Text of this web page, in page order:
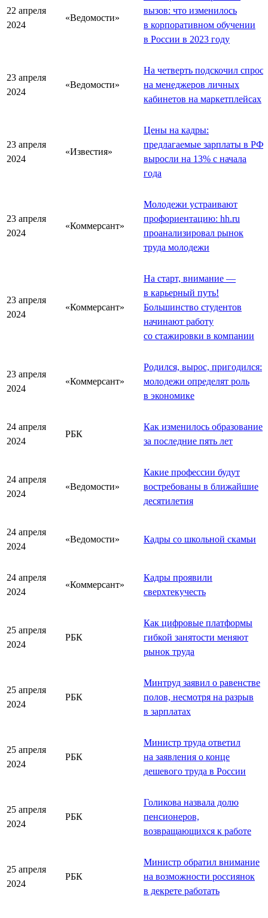
22 апреля
2024
«Ведомости»
вызов: что изменилось
в корпоративном обучении
в России в 2023 году
23 апреля
2024
«Ведомости»
На четверть подскочил спрос
на менеджеров личных
кабинетов на маркетплейсах
23 апреля
2024
«Известия»
Цены на кадры:
предлагаемые зарплаты в РФ
выросли на 13% с начала
года
23 апреля
2024
«Коммерсант»
Молодежи устраивают
профориентацию: hh.ru
проанализировал рынок
труда молодежи
23 апреля
2024
«Коммерсант»
На старт, внимание —
в карьерный путь!
Большинство студентов
начинают работу
со стажировки в компании
23 апреля
2024
«Коммерсант»
Родился, вырос, пригодился:
молодежи определят роль
в экономике
24 апреля
2024
РБК
Как изменилось образование
за последние пять лет
24 апреля
2024
«Ведомости»
Какие профессии будут
востребованы в ближайшие
десятилетия
24 апреля
2024
«Ведомости» Кадры со школьной скамьи
24 апреля
2024
«Коммерсант»
Кадры проявили
сверхтекучесть
25 апреля
2024
РБК
Как цифровые платформы
гибкой занятости меняют
рынок труда
25 апреля
2024
РБК
Минтруд заявил о равенстве
полов, несмотря на разрыв
в зарплатах
25 апреля
2024
РБК
Министр труда ответил
на заявления о конце
дешевого труда в России
25 апреля
2024
РБК
Голикова назвала долю
пенсионеров,
возвращающихся к работе
25 апреля
2024
РБК
Министр обратил внимание
на возможности россиянок
в декрете работать